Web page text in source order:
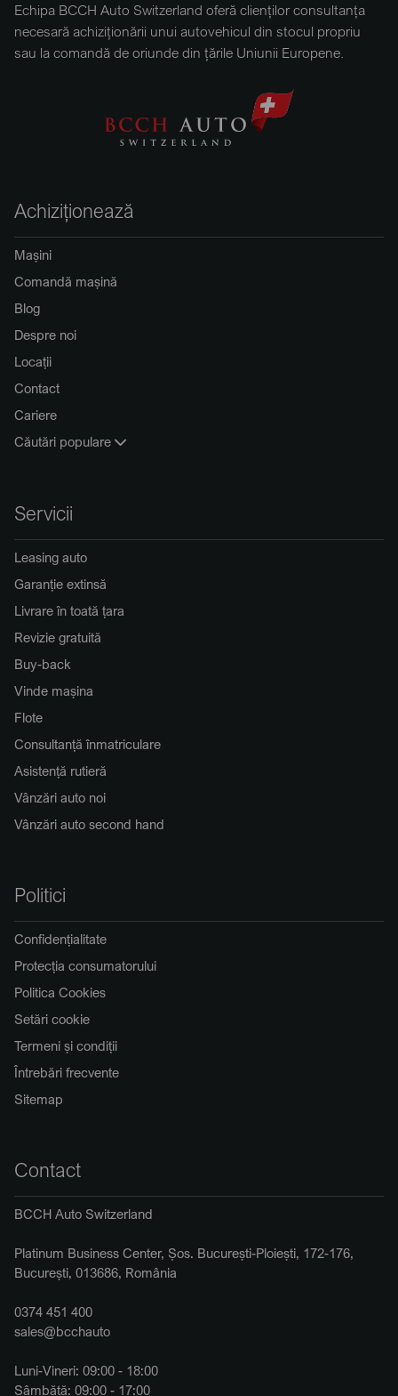
Echipa BCCH Auto Switzerland oferă clienților consultanța
necesară achiziționării unui autovehicul din stocul propriu
sau la comandă de oriunde din țările Uniunii Europene.
Achiziționează
Mașini
Comandă mașină
Blog
Despre noi
Locații
Contact
Cariere
Căutări populare
Servicii
Leasing auto
Garanție extinsă
Livrare în toată țara
Revizie gratuită
Buy-back
Vinde mașina
Flote
Consultanță înmatriculare
Asistență rutieră
Vânzări auto noi
Vânzări auto second hand
Politici
Confidențialitate
Protecția consumatorului
Politica Cookies
Setări cookie
Termeni și condiții
Întrebări frecvente
Sitemap
Contact
BCCH Auto Switzerland
Platinum Business Center, Șos. București-Ploiești, 172-176,
București, 013686, România
0374 451 400
sales@bcchauto
Luni-Vineri: 09:00 - 18:00
Sâmbătă: 09:00 - 17:00